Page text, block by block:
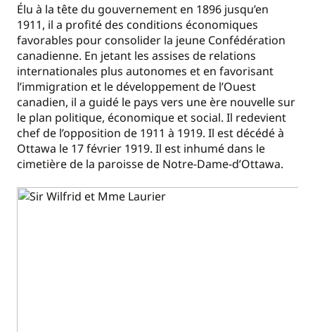
Élu à la tête du gouvernement en 1896 jusqu’en
1911, il a profité des conditions économiques
favorables pour consolider la jeune Confédération
canadienne. En jetant les assises de relations
internationales plus autonomes et en favorisant
l’immigration et le développement de l’Ouest
canadien, il a guidé le pays vers une ère nouvelle sur
le plan politique, économique et social. Il redevient
chef de l’opposition de 1911 à 1919. Il est décédé à
Ottawa le 17 février 1919. Il est inhumé dans le
cimetière de la paroisse de Notre-Dame-d’Ottawa.